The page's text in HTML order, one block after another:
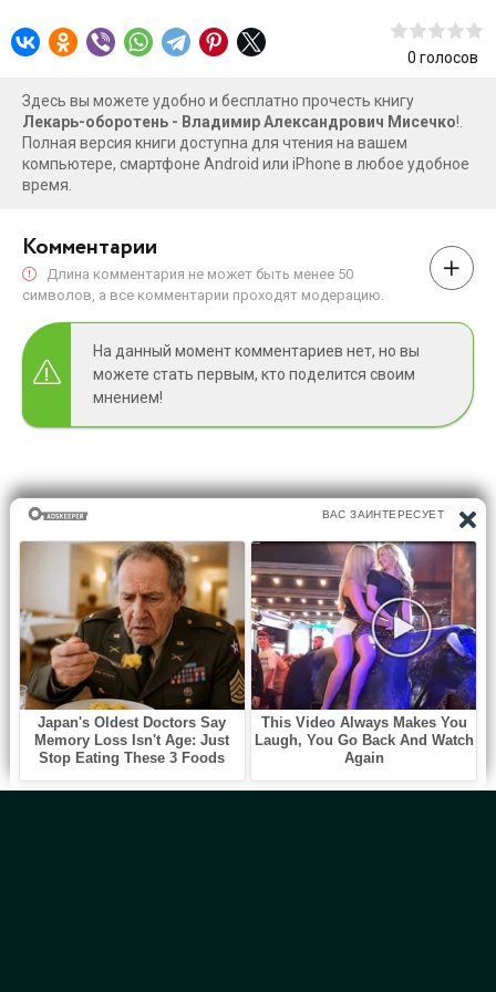
0 голосов
Здесь вы можете удобно и бесплатно прочесть книгу
Лекарь-оборотень - Владимир Александрович Мисечко!.
Полная версия книги доступна для чтения на вашем
компьютере, смартфоне Android или iPhone в любое удобное
время.
Комментарии
Длина комментария не может быть менее 50
символов, а все комментарии проходят модерацию.
На данный момент комментариев нет, но вы
можете стать первым, кто поделится своим
мнением!